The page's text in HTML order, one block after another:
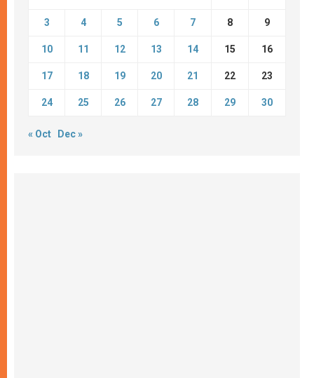
3 4 5 6 7 8 9
10 11 12 13 14 15 16
17 18 19 20 21 22 23
24 25 26 27 28 29 30
« Oct Dec »